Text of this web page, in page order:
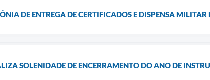
DE ENTREGA DE CERTIFICADOS E DISPENSA
SOLENIDADE DE ENCERRAMENTO DO ANO DE